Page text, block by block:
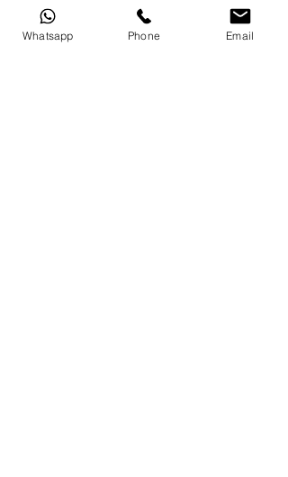
spezifische Mitarbeiterangebote einer
modernen, grossen Klinikgruppe.
Whatsapp Phone Email